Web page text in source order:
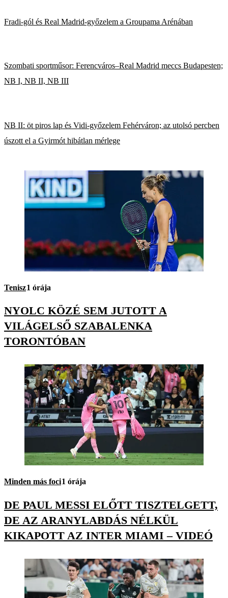
Fradi-gól és Real Madrid-győzelem a Groupama Arénában
Szombati sportműsor: Ferencváros–Real Madrid meccs Budapesten;
NB I, NB II, NB III
NB II: öt piros lap és Vidi-győzelem Fehérváron; az utolsó percben
úszott el a Gyirmót hibátlan mérlege
Tenisz1 órája
NYOLC KÖZÉ SEM JUTOTT A
VILÁGELSŐ SZABALENKA
TORONTÓBAN
Minden más foci1 órája
DE PAUL MESSI ELŐTT TISZTELGETT,
DE AZ ARANYLABDÁS NÉLKÜL
KIKAPOTT AZ INTER MIAMI – VIDEÓ